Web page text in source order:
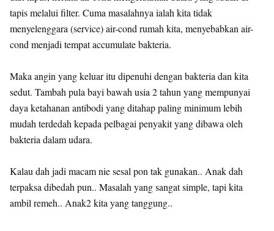
tapis melalui filter. Cuma masalahnya ialah kita tidak
menyelenggara (service) air-cond rumah kita, menyebabkan air-
cond menjadi tempat accumulate bakteria.
Maka angin yang keluar itu dipenuhi dengan bakteria dan kita
sedut. Tambah pula bayi bawah usia 2 tahun yang mempunyai
daya ketahanan antibodi yang ditahap paling minimum lebih
mudah terdedah kepada pelbagai penyakit yang dibawa oleh
bakteria dalam udara.
Kalau dah jadi macam nie sesal pon tak gunakan.. Anak dah
terpaksa dibedah pun.. Masalah yang sangat simple, tapi kita
ambil remeh.. Anak2 kita yang tanggung..